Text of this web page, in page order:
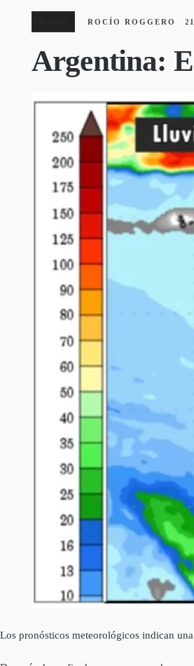
ROCÍO ROGGERO
Argentina:
Los pronósticos meteorológicos indican